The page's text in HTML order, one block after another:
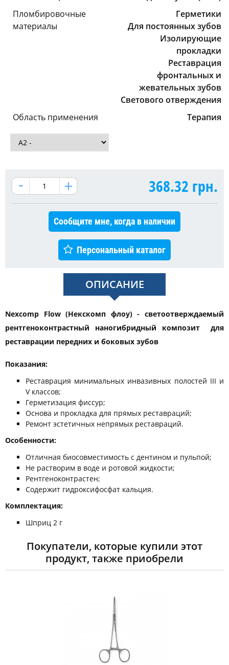
Пломбировочные
материалы
Герметики
Для постоянных зубов
Изолирующие
прокладки
Реставрация
фронтальных и
жевательных зубов
Светового отверждения
Область применения
Терапия
368.32 грн.
Сообщите мне, когда в наличии
Персональный каталог
ОПИСАНИЕ
Nexcomp Flow (Некскомп флоу) - светоотверждаемый
рентгеноконтрастный наногибридный композит для
реставрации передних и боковых зубов
Показания:
Реставрация минимальных инвазивных полостей III и
V классов;
Герметизация фиссур;
Основа и прокладка для прямых реставраций;
Ремонт эстетичных непрямых реставраций.
Особенности:
Отличная биосовместимость с дентином и пульпой;
Не растворим в воде и ротовой жидкости;
Рентгеноконтрастен;
Содержит гидроксифосфат кальция.
Комплектация:
Шприц 2 г
Покупатели, которые купили этот
продукт, также приобрели